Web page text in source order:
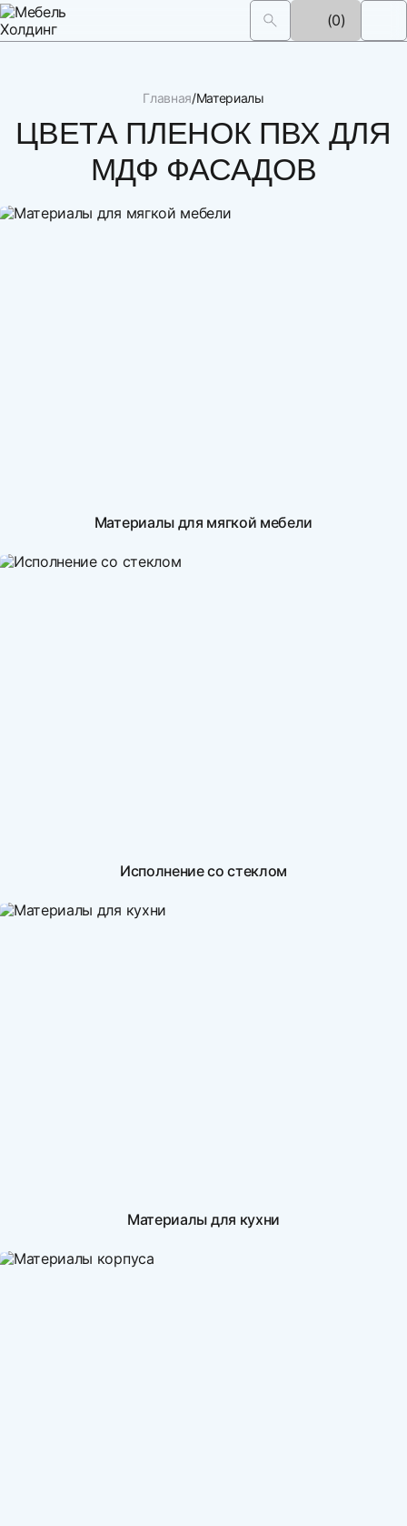
(0)
Главная Материалы
ЦВЕТА ПЛЕНОК ПВХ ДЛЯ
МДФ ФАСАДОВ
Материалы для мягкой мебели
Исполнение со стеклом
Материалы для кухни